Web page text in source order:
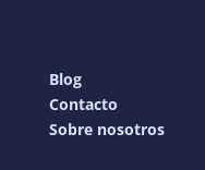
Blog
Contacto
Sobre nosotros